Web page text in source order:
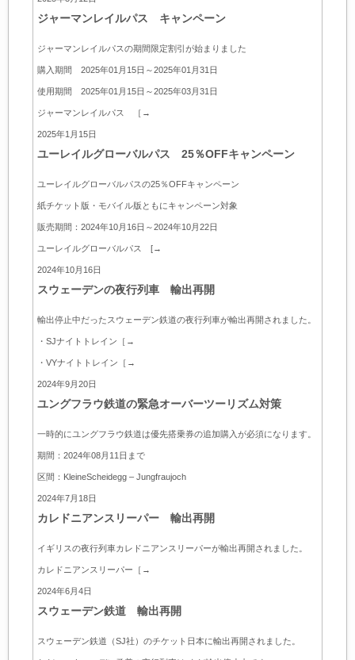
ジャーマンレイルパス キャンペーン
ジャーマンレイルパスの期間限定割引が始まりました
購入期間 2025年01月15日～2025年01月31日
使用期間 2025年01月15日～2025年03月31日
ジャーマンレイルパス ［→
2025年1月15日
ユーレイルグローバルパス 25％OFFキャンペーン
ユーレイルグローバルパスの25％OFFキャンペーン
紙チケット版・モバイル版ともにキャンペーン対象
販売期間：2024年10月16日～2024年10月22日
ユーレイルグローバルパス [→
2024年10月16日
スウェーデンの夜行列車 輸出再開
輸出停止中だったスウェーデン鉄道の夜行列車が輸出再開されました。
・SJナイトトレイン ［→
・VYナイトトレイン ［→
2024年9月20日
ユングフラウ鉄道の緊急オーバーツーリズム対策
一時的に ユングフラウ鉄道は優先搭乗券の追加購入が必須になります。
期間：2024年08月11日まで
区間：KleineScheidegg – Jungfraujoch
2024年7月18日
カレドニアンスリーパー 輸出再開
イギリスの夜行列車カレドニアンスリーパーが輸出再開されました。
カレドニアンスリーパー ［→
2024年6月4日
スウェーデン鉄道 輸出再開
スウェーデン鉄道（SJ社）のチケット日本に輸出再開されました。